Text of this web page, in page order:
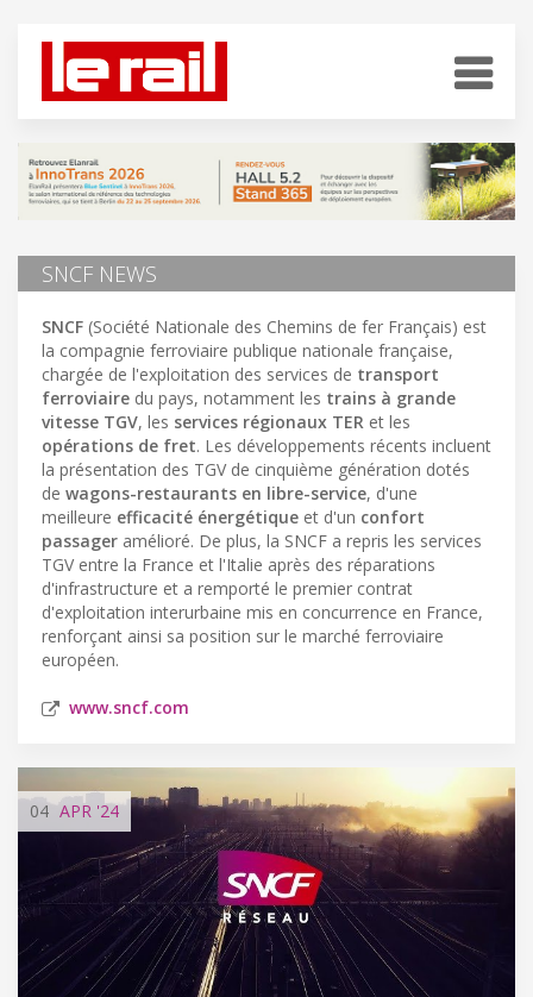
SNCF NEWS
SNCF (Société Nationale des Chemins de fer Français) est
la compagnie ferroviaire publique nationale française,
chargée de l'exploitation des services de transport
ferroviaire du pays, notamment les trains à grande
vitesse TGV, les services régionaux TER et les
opérations de fret. Les développements récents incluent
la présentation des TGV de cinquième génération dotés
de wagons-restaurants en libre-service, d'une
meilleure efficacité énergétique et d'un confort
passager amélioré. De plus, la SNCF a repris les services
TGV entre la France et l'Italie après des réparations
d'infrastructure et a remporté le premier contrat
d'exploitation interurbaine mis en concurrence en France,
renforçant ainsi sa position sur le marché ferroviaire
européen.
www.sncf.com
04 APR '24